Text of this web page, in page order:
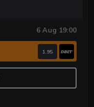
6 Aug 19:00
1.95